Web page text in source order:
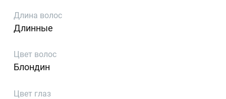
Длина волос
Длинные
Цвет волос
Блондин
Цвет глаз